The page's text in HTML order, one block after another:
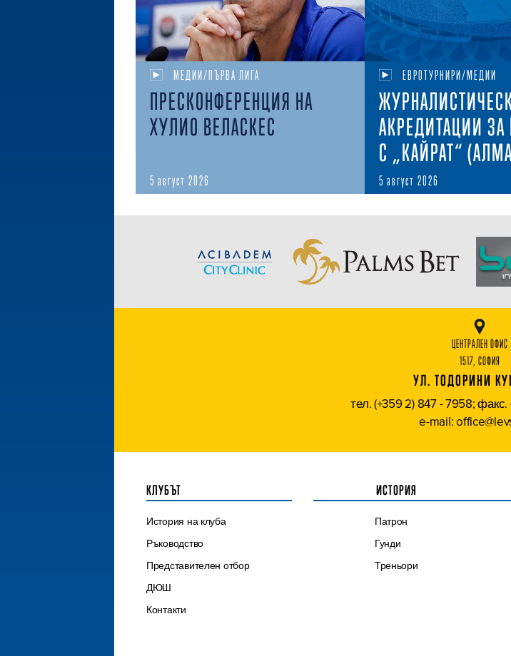
МЕДИИ/ПЪРВА ЛИГА
ПРЕСКОНФЕРЕНЦИЯ НА
ХУЛИО ВЕЛАСКЕС
5 август 2026
ЕВРОТУРНИРИ/МЕДИИ
АКРЕДИТАЦИИ
С „КАЙРАТ“
5 август 2026
ЦЕНТРАЛЕН ОФИС
1517, СОФИЯ
УЛ. ТОДОРИНИ
тел. (+359 2) 847 - 7958;
e-mail:
КЛУБЪТ
История на клуба
Ръководство
Представителен отбор
ДЮШ
Контакти
ИСТОРИЯ
Патрон
Гунди
Треньори